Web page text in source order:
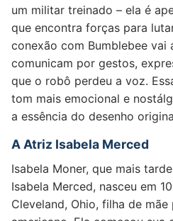
um militar treinado – ela é
que encontra forças para
conexão com Bumblebee vai
comunicam por gestos,
que o robô perdeu a voz.
tom mais emocional e
a essência do desenho
A Atriz Isabela Merced
Isabela Moner, que mais
Isabela Merced, nasceu em
Cleveland, Ohio, filha de